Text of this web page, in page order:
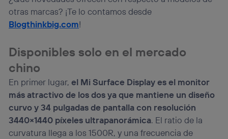
otras marcas? ¡Te lo contamos desde
Blogthinkbig.com!
Disponibles solo en el mercado
chino
En primer lugar,el Mi Surface Display es el monitor
más atractivo de los dos ya que mantiene un diseño
curvo y 34 pulgadas de pantalla con resolución
3440×1440 píxeles ultrapanorámica. El ratio de la
curvatura llega a los 1500R, y una frecuencia de
Si utilizas unaconexión de banda ancha
el marketing o análisis se realizará en función de las
actividades de navegación de los miembros del hogar
Si utilizasdatos móviles, el marketing será más
personalizado, ya que se basará únicamente en la
navegación del usuario del móvil.
Puedes gestionar los consentimientos Utiq seleccionando
“Administrar Utiq” en la parte inferior de esta página web o
visitando el portal de privacidad de Utiq
(“consenthub”). Para más información, consulta
la política de privacidad de Utiq.